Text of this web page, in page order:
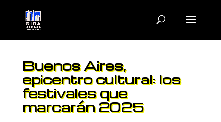
Buenos Aires,
epicentro cultural: los
festivales que
marcarán 2025